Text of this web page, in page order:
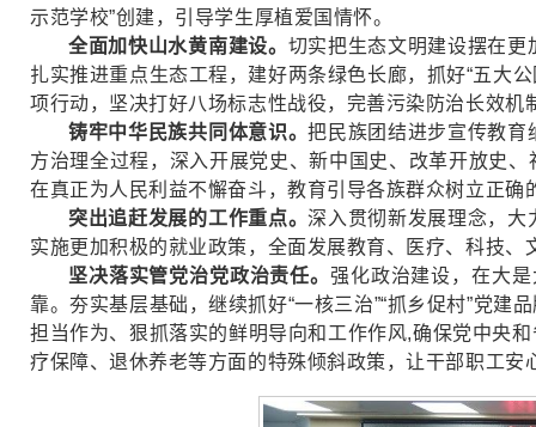
示范学校”创建，引导学生厚植爱国情怀。
全面加快山水黄南建设。 切实把生态文明建设摆在
扎实推进重点生态工程，建好两条绿色长廊，抓好“五大
项行动，坚决打好八场标志性战役，完善污染防治长效机
铸牢中华民族共同体意识。把民族团结进步宣传教育
方治理全过程，深入开展党史、新中国史、改革开放史
在真正为人民利益不懈奋斗，教育引导各族群众树立正
突出追赶发展的工作重点。深入贯彻新发展理念，大
实施更加积极的就业政策，全面发展教育、医疗、科技
坚决落实管党治党政治责任。强化政治建设，在大
靠。夯实基层基础，继续抓好“一核三治”“抓乡促村”党
担当作为、狠抓落实的鲜明导向和工作作风,确保党中央
疗保障、退休养老等方面的特殊倾斜政策，让干部职工安